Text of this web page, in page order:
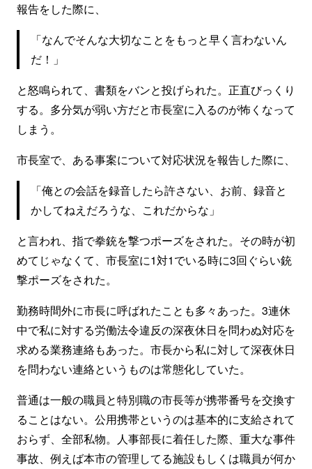
報告をした際に、
「なんでそんな大切なことをもっと早く言わないん
だ！」
と怒鳴られて、書類をバンと投げられた。正直びっくり
する。多分気が弱い方だと市長室に入るのが怖くなって
しまう。
市長室で、ある事案について対応状況を報告した際に、
「俺との会話を録音したら許さない、お前、録音と
かしてねえだろうな、これだからな」
と言われ、指で拳銃を撃つポーズをされた。その時が初
めてじゃなくて、市長室に1対1でいる時に3回ぐらい銃
撃ポーズをされた。
勤務時間外に市長に呼ばれたことも多々あった。3連休
中で私に対する労働法令違反の深夜休日を問わぬ対応を
求める業務連絡もあった。市長から私に対して深夜休日
を問わない連絡というものは常態化していた。
普通は一般の職員と特別職の市長等が携帯番号を交換す
ることはない。公用携帯というのは基本的に支給されて
おらず、全部私物。人事部長に着任した際、重大な事件
事故、例えば本市の管理してる施設もしくは職員が何か